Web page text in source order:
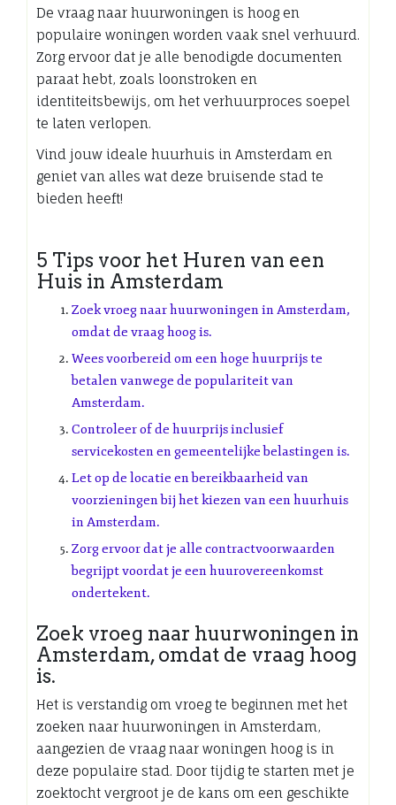
De vraag naar huurwoningen is hoog en
populaire woningen worden vaak snel verhuurd.
Zorg ervoor dat je alle benodigde documenten
paraat hebt, zoals loonstroken en
identiteitsbewijs, om het verhuurproces soepel
te laten verlopen.
Vind jouw ideale huurhuis in Amsterdam en
geniet van alles wat deze bruisende stad te
bieden heeft!
5 Tips voor het Huren van een
Huis in Amsterdam
Zoek vroeg naar huurwoningen in Amsterdam,
omdat de vraag hoog is.
Wees voorbereid om een hoge huurprijs te
betalen vanwege de populariteit van
Amsterdam.
Controleer of de huurprijs inclusief
servicekosten en gemeentelijke belastingen is.
Let op de locatie en bereikbaarheid van
voorzieningen bij het kiezen van een huurhuis
in Amsterdam.
Zorg ervoor dat je alle contractvoorwaarden
begrijpt voordat je een huurovereenkomst
ondertekent.
Zoek vroeg naar huurwoningen in
Amsterdam, omdat de vraag hoog
is.
Het is verstandig om vroeg te beginnen met het
zoeken naar huurwoningen in Amsterdam,
aangezien de vraag naar woningen hoog is in
deze populaire stad. Door tijdig te starten met je
zoektocht vergroot je de kans om een geschikte